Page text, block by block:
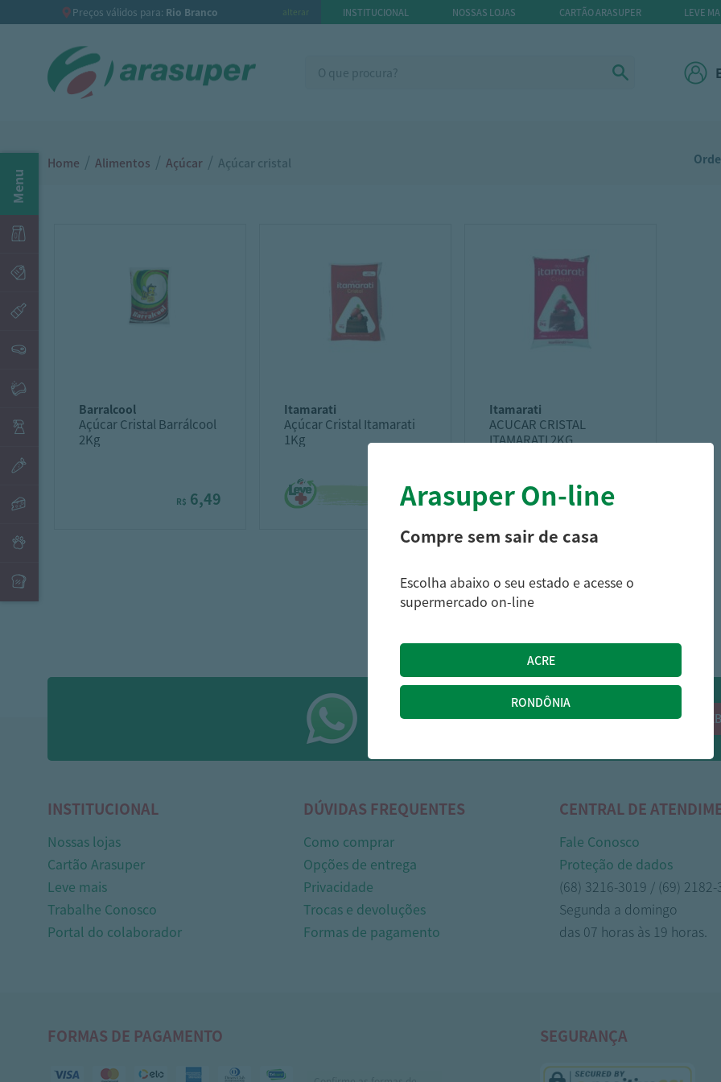
Preços válidos para: Rio Branco alterar INSTITUCIONAL NOSSAS LOJAS CARTÃO ARASUPER LEVE
Menu
Home / Alimentos / Açúcar / Açúcar cristal
barralcool
Açúcar Cristal Barrálcool
2Kg
R$ 6,49
itamarati
Açúcar Cristal Itamarati
1Kg
2,89
3,09
itamarati
ACUCAR CRISTAL
ITAMARATI 2KG
5,99
OFERTAS NO WHATSAPP:
Siga nossos canais oficiais de ofertas no
INSTITUCIONAL
Nossas lojas
Cartão Arasuper
Leve mais
Trabalhe Conosco
Portal do colaborador
DÚVIDAS FREQUENTES
Como comprar
Opções de entrega
Privacidade
Trocas e devoluções
Formas de pagamento
CENTRAL DE
Fale Conosco
Proteção de dados
(68) 3216-3019 / (69) 2182-
Segunda a domingo
das 07 horas às 19 horas.
FORMAS DE PAGAMENTO SEGURANÇA
Arasuper On-line
Compre sem sair de casa
Escolha abaixo o seu estado e acesse o
supermercado on-line